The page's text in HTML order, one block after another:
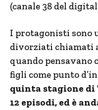
(canale 38 del
I protagonisti sono
divorziati chiamati
quando pensavano
figli come punto
quinta stagione di
12 episodi, ed è